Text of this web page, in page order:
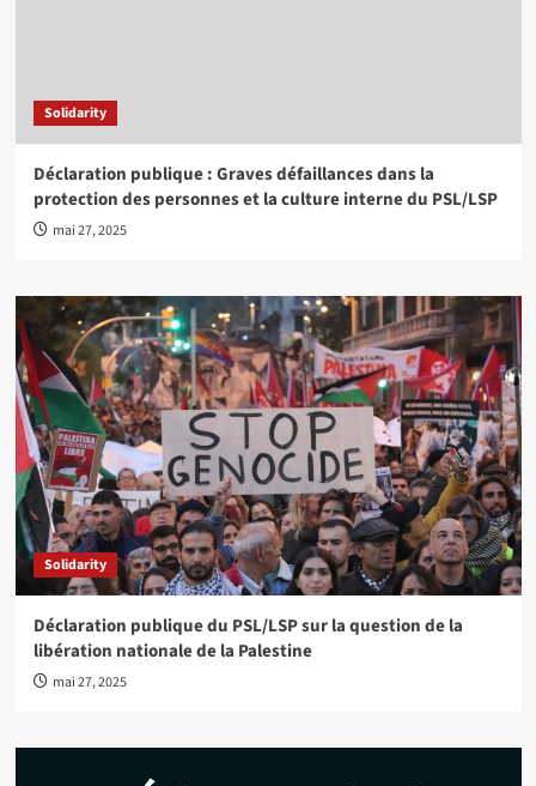
Solidarity
Déclaration publique : Graves défaillances dans la
protection des personnes et la culture interne du PSL/LSP
mai 27, 2025
Solidarity
Déclaration publique du PSL/LSP sur la question de la
libération nationale de la Palestine
mai 27, 2025